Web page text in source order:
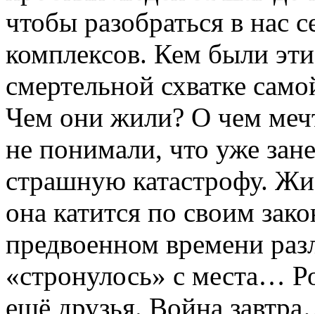
чтобы разобраться в нас
комплексов. Кем были
смертельной схватке
Чем они жили? О чем
не понимали, что уже
страшную катастрофу.
она катится по своим
предвоенном времени
«стронулось» с места…
ещё друзья. Война